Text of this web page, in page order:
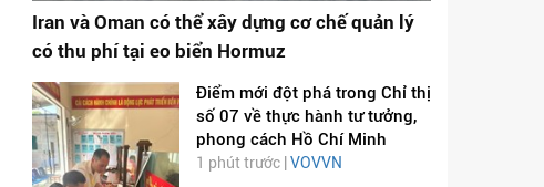
Iran và Oman có thể xây dựng cơ chế quản lý
có thu phí tại eo biển Hormuz
Điểm mới đột phá trong Chỉ thị
số 07 về thực hành tư tưởng,
phong cách Hồ Chí Minh
1 phút trước | VOVVN